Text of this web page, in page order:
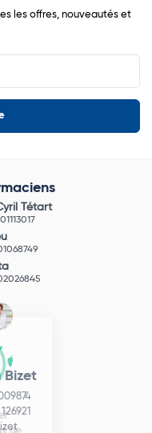
les offres, nouveautés et
Tétart
Bizet